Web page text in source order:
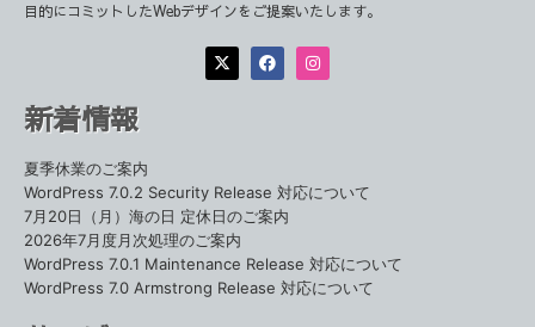
目的にコミットしたWebデザインをご提案いたします。
新着情報
夏季休業のご案内
WordPress 7.0.2 Security Release 対応について
7月20日（月）海の日 定休日のご案内
2026年7月度月次処理のご案内
WordPress 7.0.1 Maintenance Release 対応について
WordPress 7.0 Armstrong Release 対応について